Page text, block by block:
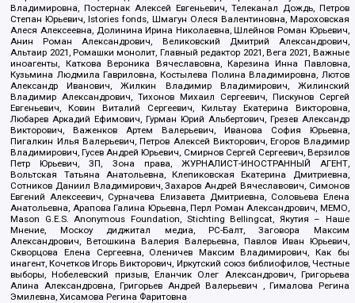
Владимировна, Постернак Алексей Евгеньевич, Телеканал Дождь, Петров
Степан Юрьевич, Istories fonds, Шмагун Олеся Валентиновна, Мароховская
Алеся Алексеевна, Долинина Ирина Николаевна, Шлейнов Роман Юрьевич,
Анин Роман Александрович, Великовский Дмитрий Александрович,
Альтаир 2021, Ромашки монолит, Главный редактор 2021, Вега 2021, Важные
иноагенты, Каткова Вероника Вячеславовна, Карезина Инна Павловна,
Кузьмина Людмила Гавриловна, Костылева Полина Владимировна, Лютов
Александр Иванович, Жилкин Владимир Владимирович, Жилинский
Владимир Александрович, Тихонов Михаил Сергеевич, Пискунов Сергей
Евгеньевич, Ковин Виталий Сергеевич, Кильтау Екатерина Викторовна,
Любарев Аркадий Ефимович, Гурман Юрий Альбертович, Грезев Александр
Викторович, Важенков Артем Валерьевич, Иванова София Юрьевна,
Пигалкин Илья Валерьевич, Петров Алексей Викторович, Егоров Владимир
Владимирович, Гусев Андрей Юрьевич, Смирнов Сергей Сергеевич, Верзилов
Петр Юрьевич, ЗП, Зона права, ЖУРНАЛИСТ-ИНОСТРАННЫЙ АГЕНТ,
Вольтская Татьяна Анатольевна, Клепиковская Екатерина Дмитриевна,
Сотников Даниил Владимирович, Захаров Андрей Вячеславович, Симонов
Евгений Алексеевич, Сурначева Елизавета Дмитриевна, Соловьева Елена
Анатольевна, Арапова Галина Юрьевна, Перл Роман Александрович, МЕМО,
Mason G.E.S. Anonymous Foundation, Stichting Bellingcat, Якутия – Наше
Мнение, Москоу диджитал медиа, РС-Балт, Заговора Максим
Александрович, Ветошкина Валерия Валерьевна, Павлов Иван Юрьевич,
Скворцова Елена Сергеевна, Оленичев Максим Владимирович, Как бы
инагент, Кочетков Игорь Викторович, Иркутский союз библиофилов, Честные
выборы, Нобелевский призыв, Еланчик Олег Александрович, Григорьева
Алина Александровна, Григорьев Андрей Валерьевич , Гималова Регина
Эмилевна, Хисамова Регина Фаритовна